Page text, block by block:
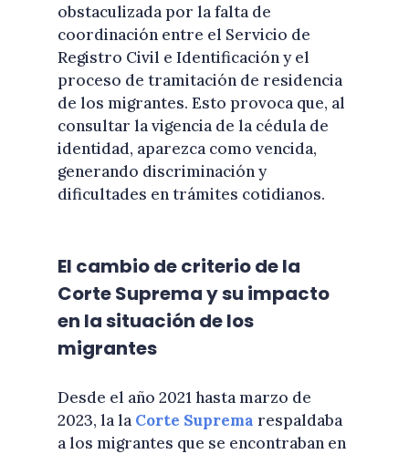
obstaculizada por la falta de
coordinación entre el Servicio de
Registro Civil e Identificación y el
proceso de tramitación de residencia
de los migrantes. Esto provoca que, al
consultar la vigencia de la cédula de
identidad, aparezca como vencida,
generando discriminación y
dificultades en trámites cotidianos.
El cambio de criterio de la
Corte Suprema y su impacto
en la situación de los
migrantes
Desde el año 2021 hasta marzo de
2023, la la Corte Suprema respaldaba
a los migrantes que se encontraban en